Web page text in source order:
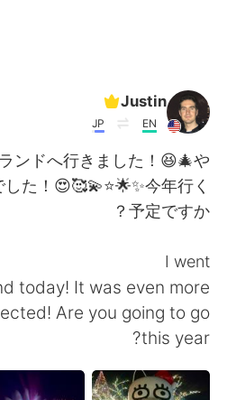
Justin
EN
JP
ンドへ行きました！😆🎄や
た！😍🥰💫⭐️🌟✨今年行く
予定ですか？
I went
today! It was even more
Are you going to go
this year?